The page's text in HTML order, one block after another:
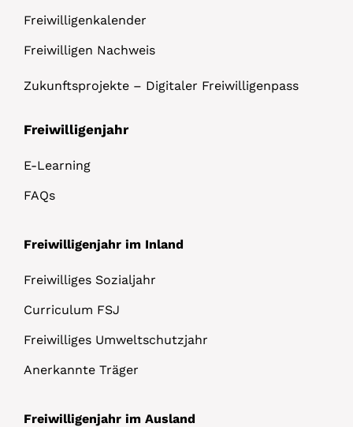
Freiwilligenkalender
Freiwilligen Nachweis
Zukunftsprojekte – Digitaler Freiwilligenpass
Freiwilligenjahr
E-Learning
FAQs
Freiwilligenjahr im Inland
Freiwilliges Sozialjahr
Curriculum FSJ
Freiwilliges Umweltschutzjahr
Anerkannte Träger
Freiwilligenjahr im Ausland